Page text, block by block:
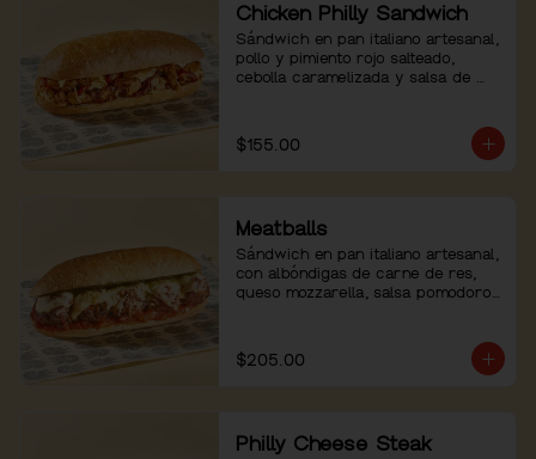
Chicken Philly Sandwich
Sándwich en pan italiano artesanal,
pollo y pimiento rojo salteado,
cebolla caramelizada y salsa de
$155.00
Meatballs
Sándwich en pan italiano artesanal,
con albóndigas de carne de res,
queso mozzarella, salsa pomodoro
$205.00
Philly Cheese Steak